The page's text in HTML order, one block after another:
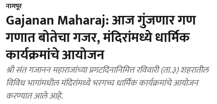
नागपूर
Gajanan Maharaj: आज गुंजणार गण
गणात बोतेचा गजर, मंदिरांमध्ये धार्मिक
कार्यक्रमांचे आयोजन
श्री संत गजानन महाराजांच्या प्रगटदिनानिमित्त रविवारी (ता.३) शहरातील
विविध भागांमधील मंदिरांमध्ये भरगच्च धार्मिक कार्यक्रमांचे आयोजन
करण्यात आले आहे.